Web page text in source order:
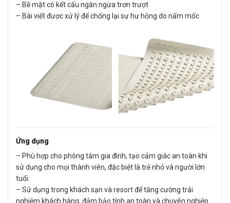
– Bề mặt có kết cấu ngăn ngừa trơn trượt
– Bài viết được xử lý để chống lại sự hư hỏng do nấm mốc
Ứng dụng
– Phù hợp cho phòng tắm gia đình, tạo cảm giác an toàn khi
sử dụng cho mọi thành viên, đặc biệt là trẻ nhỏ và người lớn
tuổi.
– Sử dụng trong khách sạn và resort để tăng cường trải
nghiệm khách hàng, đảm bảo tính an toàn và chuyên nghiệp.